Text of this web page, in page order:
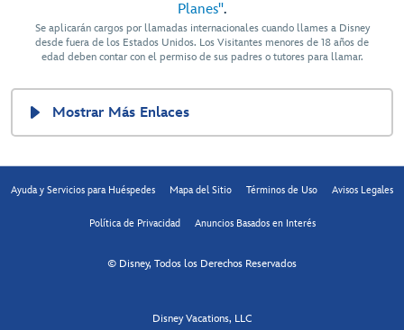
Planes".
Se aplicarán cargos por llamadas internacionales cuando llames a Disney
desde fuera de los Estados Unidos. Los Visitantes menores de 18 años de
edad deben contar con el permiso de sus padres o tutores para llamar.
Mostrar Más Enlaces
Ayuda y Servicios para Huéspedes Mapa del Sitio Términos de Uso Avisos Legales
Política de Privacidad Anuncios Basados en Interés
© Disney, Todos los Derechos Reservados
Disney Vacations, LLC